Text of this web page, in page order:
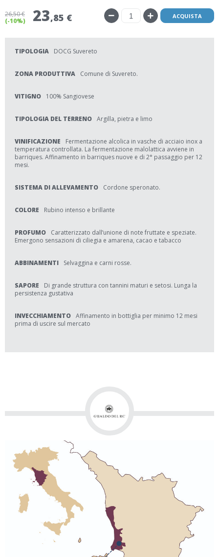
26,50 €
(-10%)
23,85 € ACQUISTA
TIPOLOGIA DOCG Suvereto
ZONA PRODUTTIVA Comune di Suvereto.
VITIGNO 100% Sangiovese
TIPOLOGIA DEL TERRENO Argilla, pietra e limo
VINIFICAZIONE
Fermentazione alcolica in vasche di acciaio inox a
temperatura controllata. La fermentazione malolattica avviene in
barriques. Affinamento in barriques nuove e di 2° passaggio per 12
mesi.
SISTEMA DI ALLEVAMENTO Cordone speronato.
COLORE Rubino intenso e brillante
PROFUMO
Caratterizzato dall’unione di note fruttate e speziate.
Emergono sensazioni di ciliegia e amarena, cacao e tabacco
ABBINAMENTI Selvaggina e carni rosse.
SAPORE
Di grande struttura con tannini maturi e setosi. Lunga la
persistenza gustativa
INVECCHIAMENTO Affinamento in bottiglia per minimo 12 mesi
prima di uscire sul mercato